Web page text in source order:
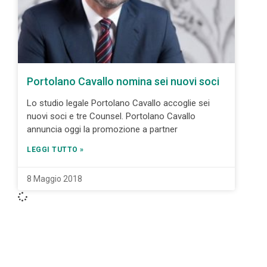
Portolano Cavallo nomina sei nuovi soci
Lo studio legale Portolano Cavallo accoglie sei
nuovi soci e tre Counsel. Portolano Cavallo
annuncia oggi la promozione a partner
LEGGI TUTTO »
8 Maggio 2018